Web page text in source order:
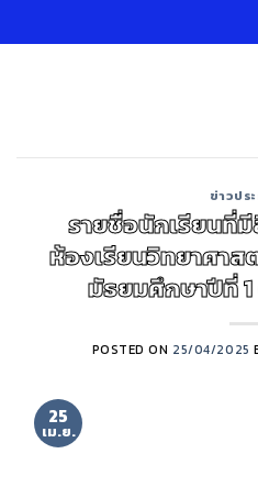
to
ข่าวปร
รายชื่อนักเรียนที่
ห้องเรียนวิทยาศา
มัธยมศึกษาปีที่
POSTED ON 25/04/2025
25
เม.ย.